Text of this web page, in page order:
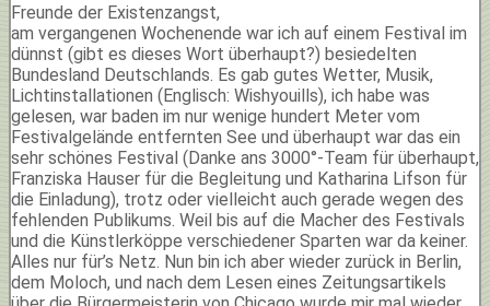
Freunde der Existenzangst,
am vergangenen Wochenende war ich auf einem Festival im
dünnst (gibt es dieses Wort überhaupt?) besiedelten
Bundesland Deutschlands. Es gab gutes Wetter, Musik,
Lichtinstallationen (Englisch: Wishyouills), ich habe was
gelesen, war baden im nur wenige hundert Meter vom
Festivalgelände entfernten See und überhaupt war das ein
sehr schönes Festival (Danke ans 3000°-Team für überhaupt,
Franziska Hauser für die Begleitung und Katharina Lifson für
die Einladung), trotz oder vielleicht auch gerade wegen des
fehlenden Publikums. Weil bis auf die Macher des Festivals
und die Künstlerköppe verschiedener Sparten war da keiner.
Alles nur für’s Netz. Nun bin ich aber wieder zurück in Berlin,
dem Moloch, und nach dem Lesen eines Zeitungsartikels